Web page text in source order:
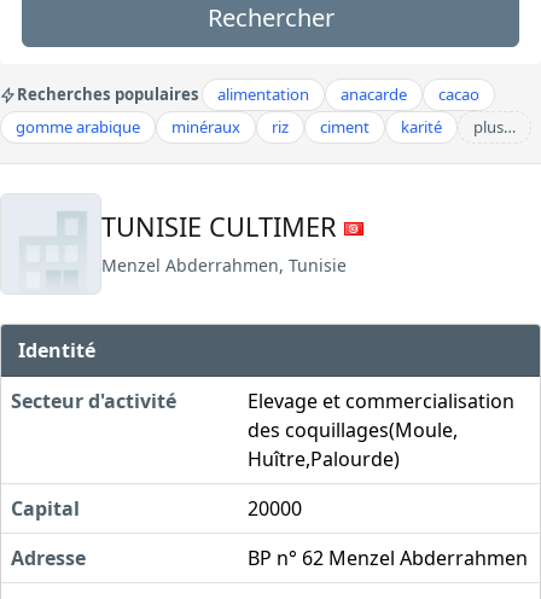
Rechercher
Recherches populaires alimentation anacarde
cacao
gomme arabique
minéraux riz ciment karité plus…
TUNISIE CULTIMER
Menzel Abderrahmen, Tunisie
Identité
Secteur d'activité
Elevage et commercialisation
des coquillages(Moule,
Huître,Palourde)
Capital
20000
Adresse
BP n° 62 Menzel Abderrahmen